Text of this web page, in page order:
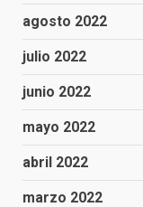
agosto 2022
julio 2022
junio 2022
mayo 2022
abril 2022
marzo 2022